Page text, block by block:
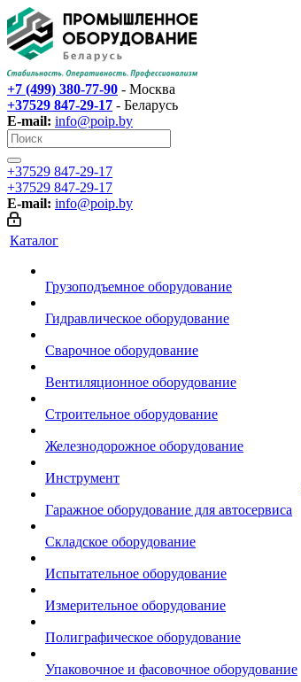
+7 (499) 380-77-90 - Москва
+37529 847-29-17‬ - Беларусь
E-mail: info@poip.by
+37529 847-29-17‬
+37529 847-29-17‬
E-mail: info@poip.by
Каталог
Грузоподъемное оборудование
Гидравлическое оборудование
Сварочное оборудование
Вентиляционное оборудование
Строительное оборудование
Железнодорожное оборудование
Инструмент
Гаражное оборудование для автосервиса
Складское оборудование
Испытательное оборудование
Измерительное оборудование
Полиграфическое оборудование
Упаковочное и фасовочное оборудование